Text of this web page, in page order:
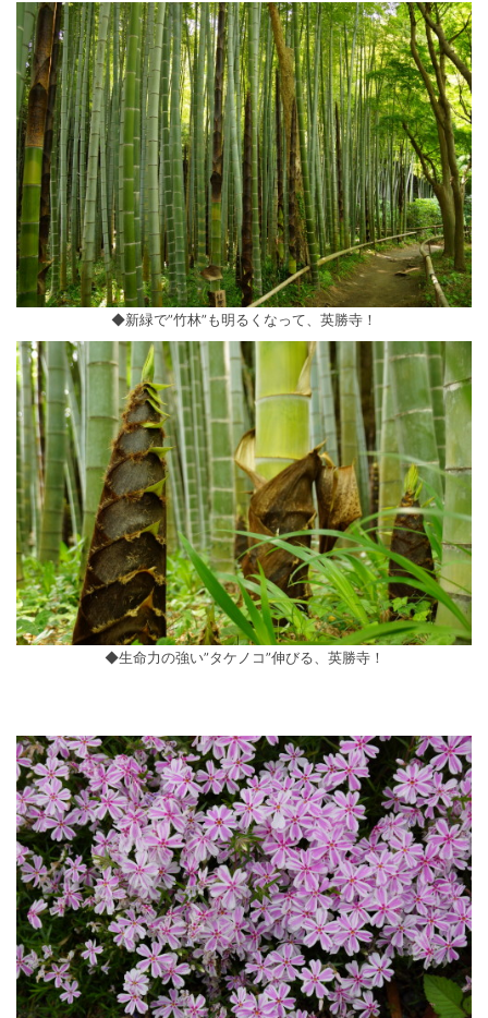
◆新緑で”竹林”も明るくなって、英勝寺！
◆生命力の強い”タケノコ”伸びる、英勝寺！